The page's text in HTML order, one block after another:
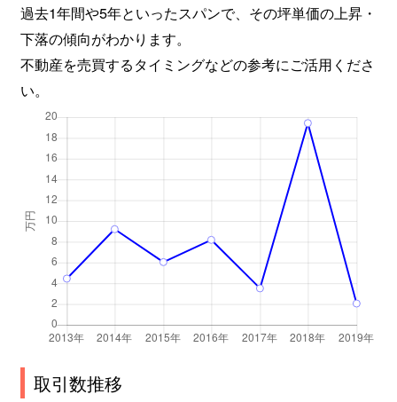
過去1年間や5年といったスパンで、その坪単価の上昇・
下落の傾向がわかります。
不動産を売買するタイミングなどの参考にご活用くださ
い。
取引数推移